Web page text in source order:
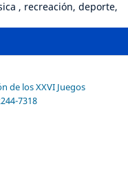
, recreación, deporte,
de los XXVI Juegos
7318